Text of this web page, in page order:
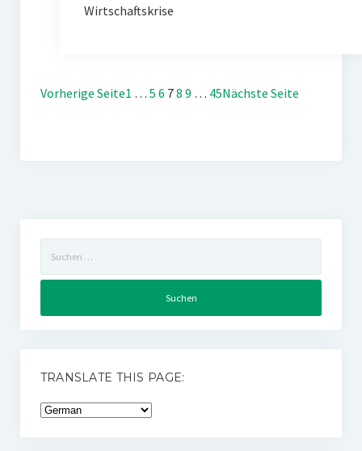
Wirtschaftskrise
Vorherige Seite1 … 5 6 78 9 … 45Nächste Seite
nach:
TRANSLATE THIS PAGE: